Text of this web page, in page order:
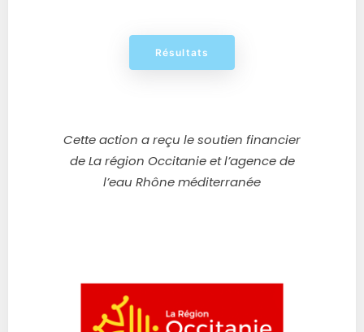
Résultats
Cette action a reçu le soutien financier
deLa région Occitanie et l’agence de
l’eau Rhône méditerranée